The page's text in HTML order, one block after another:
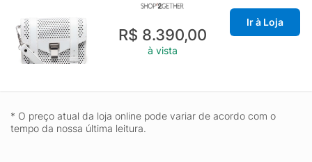
R$ 8.390,00
à vista
Ir à Loja
* O preço atual da loja online pode variar de acordo com o
tempo da nossa última leitura.